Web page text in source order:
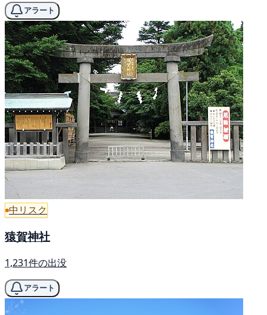
アラート
中リスク
猿賀神社
1,231件の出没
アラート